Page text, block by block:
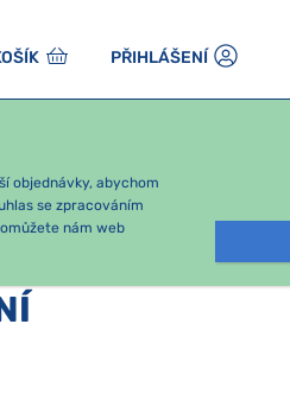
PŘIHLÁŠENÍ
objednávky, abychom
se zpracováním
nám web